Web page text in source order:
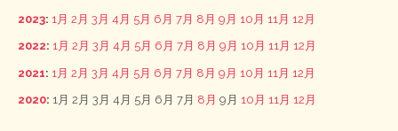
2023: 1月 2月 3月 4月 5月 6月 7月 8月 9月 10月 11月 12月
2022: 1月 2月 3月 4月 5月 6月 7月 8月 9月 10月 11月 12月
2021: 1月 2月 3月 4月 5月 6月 7月 8月 9月 10月 11月 12月
2020: 1月 2月 3月 4月 5月 6月 7月 8月 9月 10月 11月 12月